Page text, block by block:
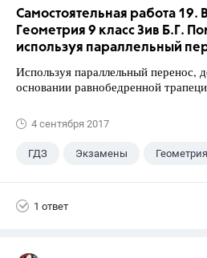
Самостоятельная работа 19.
Геометрия 9 класс Зив Б.Г.
используя параллельный
Используя параллельный перенос,
основании равнобедренной
4 сентября 2017
ГДЗ Экзамены Геометрия
1 ответ